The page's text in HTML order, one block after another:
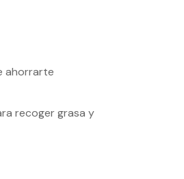
ahorrarte
recoger grasa y